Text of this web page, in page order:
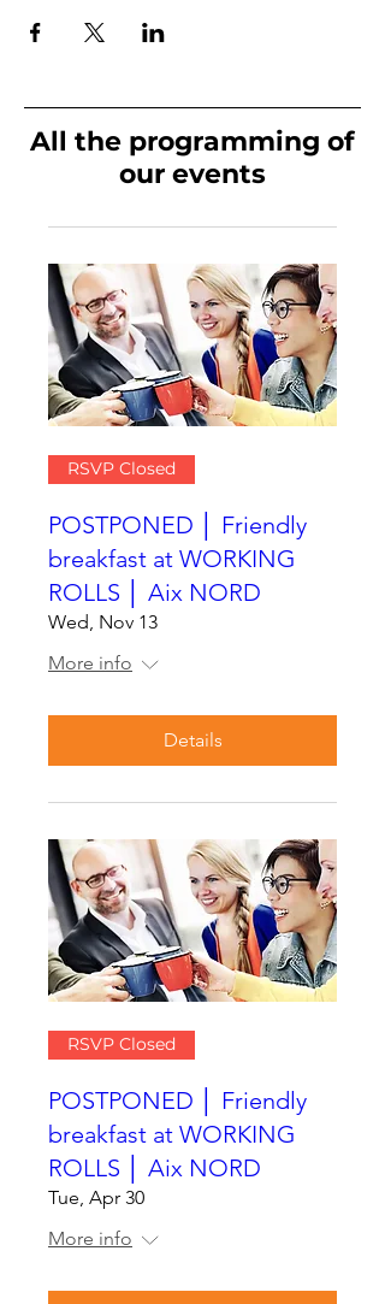
All the programming of
our events
RSVP Closed
POSTPONED │ Friendly
breakfast at WORKING
ROLLS │ Aix NORD
Wed, Nov 13
More info
Details
RSVP Closed
POSTPONED │ Friendly
breakfast at WORKING
ROLLS │ Aix NORD
Tue, Apr 30
More info